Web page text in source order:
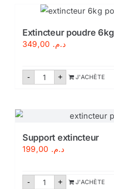
kg
Extincteur poudre 6kg
د.م.
- quantité
+ J'ACHÈTE
Support extincteur
د.م.
- quantité
+ J'ACHÈTE